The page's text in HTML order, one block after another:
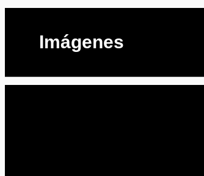
Imágenes